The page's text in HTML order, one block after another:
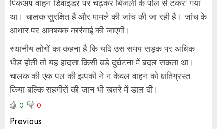
पिकअप वाहन डिवाइडर पर चढ़कर बिजली के पोल से टकरा गया
था। चालक सुरक्षित है और मामले की जांच की जा रही है। जांच के
आधार पर आवश्यक कार्रवाई की जाएगी।
स्थानीय लोगों का कहना है कि यदि उस समय सड़क पर अधिक
भीड़ होती तो यह हादसा किसी बड़े दुर्घटना में बदल सकता था।
चालक की एक पल की झपकी ने न केवल वाहन को क्षतिग्रस्त
किया बल्कि राहगीरों की जान भी खतरे में डाल दी।
0 0
Previous